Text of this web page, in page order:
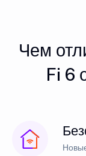
Чем
Fi 6